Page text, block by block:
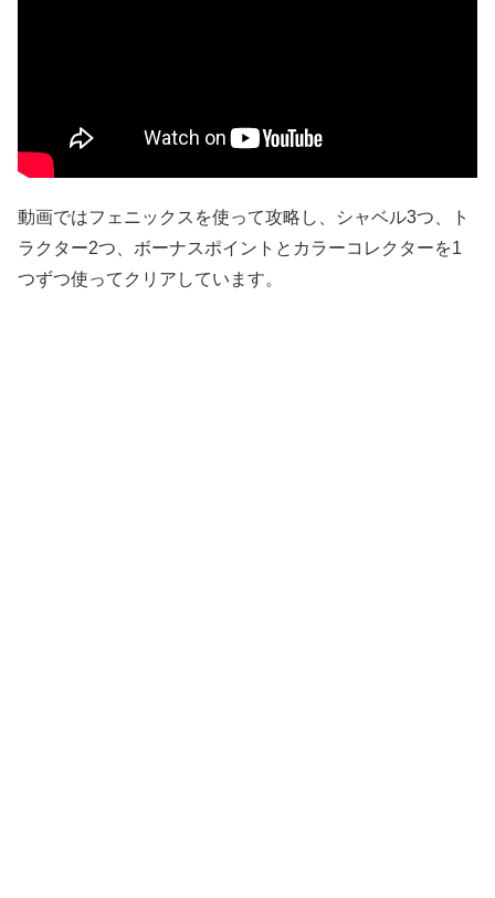
動画ではフェニックスを使って攻略し、シャベル3つ、ト
ラクター2つ、ボーナスポイントとカラーコレクターを1
つずつ使ってクリアしています。